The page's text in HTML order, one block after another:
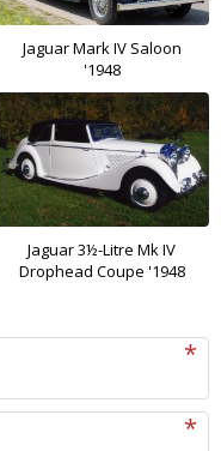
Jaguar Mark IV Saloon
'1948
Jaguar 3½-Litre Mk IV
Drophead Coupe '1948